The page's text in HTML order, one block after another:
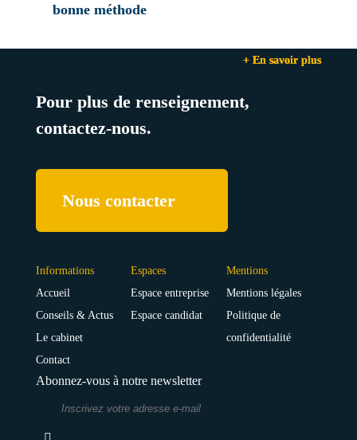
+ En savoir plus
+ En savoir plus
bonne méthode
+ En savoir plus
Pour plus de renseignement,
contactez-nous.
Nous contacter
Informations
Accueil
Conseils & Actus
Le cabinet
Contact
Espaces
Espace entreprise
Espace candidat
Mentions
Mentions légales
Politique de
confidentialité
Abonnez-vous à notre newsletter